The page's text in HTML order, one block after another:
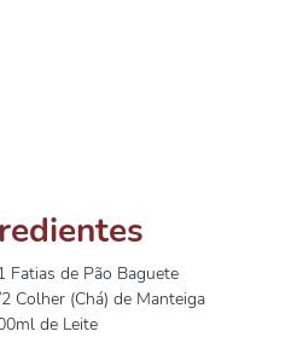
Fatias de Pão Baguete
Colher (Chá) de Manteiga
de Leite